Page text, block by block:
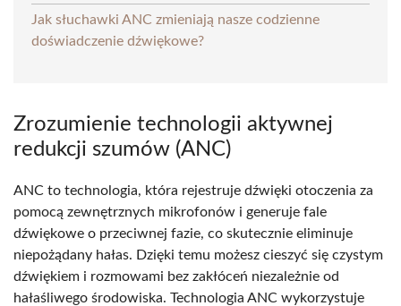
Jak słuchawki ANC zmieniają nasze codzienne
doświadczenie dźwiękowe?
Zrozumienie technologii aktywnej
redukcji szumów (ANC)
ANC to technologia, która rejestruje dźwięki otoczenia za
pomocą zewnętrznych mikrofonów i generuje fale
dźwiękowe o przeciwnej fazie, co skutecznie eliminuje
niepożądany hałas. Dzięki temu możesz cieszyć się czystym
dźwiękiem i rozmowami bez zakłóceń niezależnie od
hałaśliwego środowiska. Technologia ANC wykorzystuje